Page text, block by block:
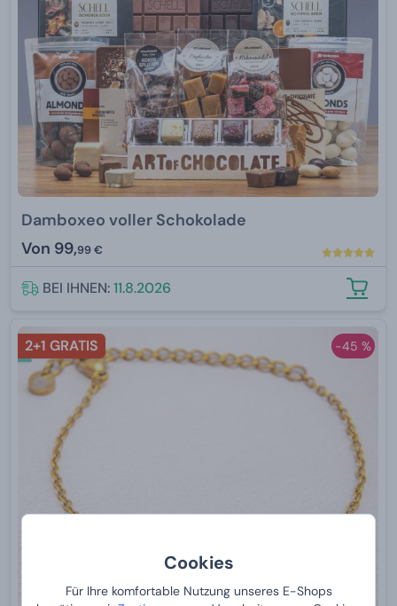
Cookies
Für Ihre komfortable Nutzung unseres E-Shops
Damboxeo voller Schokolade
Von 99,99 €
BEI IHNEN:11.8.2026
-45 %
2+1 GRATIS